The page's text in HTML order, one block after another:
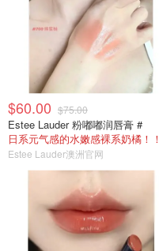
$60.00 $75.00
Estee Lauder 粉嘟嘟润唇膏 #
日系元气感的水嫩感裸系奶橘！！
Estee Lauder澳洲官网